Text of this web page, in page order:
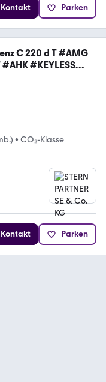
Kontakt Parken
C 220 d T #AMG
#KEYLESS
• CO₂-Klasse
Kontakt Parken